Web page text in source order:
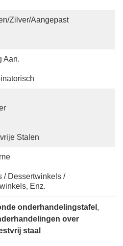
Zilver/aangepast
Aan.
Stalen
/ Dessertwinkels /
Enz.
onderhandelingstafel ,
over
staal